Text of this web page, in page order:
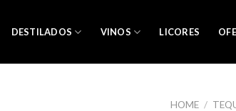
DESTILADOS VINOS LICORES
HOME /